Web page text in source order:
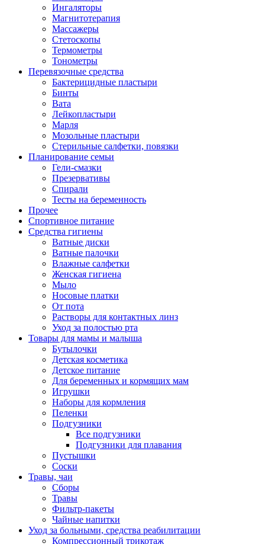
Ингаляторы
Магнитотерапия
Массажеры
Стетоскопы
Термометры
Тонометры
Перевязочные средства
Бактерицидные пластыри
Бинты
Вата
Лейкопластыри
Марля
Мозольные пластыри
Стерильные салфетки, повязки
Планирование семьи
Гели-смазки
Презервативы
Спирали
Тесты на беременность
Прочее
Спортивное питание
Средства гигиены
Ватные диски
Ватные палочки
Влажные салфетки
Женская гигиена
Мыло
Носовые платки
От пота
Растворы для контактных линз
Уход за полостью рта
Товары для мамы и малыша
Бутылочки
Детская косметика
Детское питание
Для беременных и кормящих мам
Игрушки
Наборы для кормления
Пеленки
Подгузники
Все подгузники
Подгузники для плавания
Пустышки
Соски
Травы, чаи
Сборы
Травы
Фильтр-пакеты
Чайные напитки
Уход за больными, средства реабилитации
Компрессионный трикотаж